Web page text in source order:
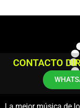
CONTACTO